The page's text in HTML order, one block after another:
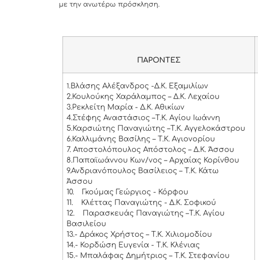
με την ανωτέρω πρόσκληση.
ΠΑΡΟΝΤΕΣ
1. Βλάσης Αλέξανδρος -Δ.Κ. Εξαμιλίων
2.Κουλούκης Χαράλαμπος – Δ.Κ. Λεχαίου
3.Ρεκλείτη Μαρία - Δ.Κ. Αθικίων
4.Στέφης Αναστάσιος –Τ.Κ. Αγίου Ιωάννη
5.Καρσιώτης Παναγιώτης –Τ.Κ. Αγγελοκάστρου
6.Καλλιμάνης Βασίλης – Τ.Κ. Αγιονορίου
7. Αποστολόπουλος Απόστολος – Δ.Κ. Άσσου
8.Παπαϊωάννου Κων/νος – Αρχαίας Κορίνθου
9.Ανδριανόπουλος Βασίλειος – Τ.Κ. Κάτω
Άσσου
10.
Γκούμας Γεώργιος - Κόρφου
11.
Κλέττας Παναγιώτης - Δ.Κ. Σοφικού
12.
Παρασκευάς Παναγιώτης –Τ.Κ. Αγίου
Βασιλείου
13.- Δράκος Χρήστος – Τ.Κ. Χιλιομοδίου
14.- Κορδώση Ευγενία - Τ.Κ. Κλένιας
15.- Μπαλάφας Δημήτριος – Τ.Κ. Στεφανίου